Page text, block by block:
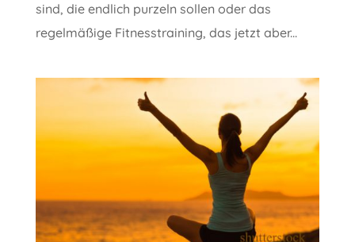
sind, die endlich purzeln sollen oder das
regelmäßige Fitnesstraining, das jetzt aber...